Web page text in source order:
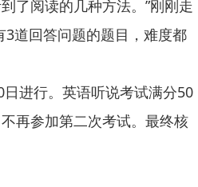
了阅读的几种方法。”刚刚走
道回答问题的题目，难度都
进行。英语听说考试满分50
再参加第二次考试。最终核